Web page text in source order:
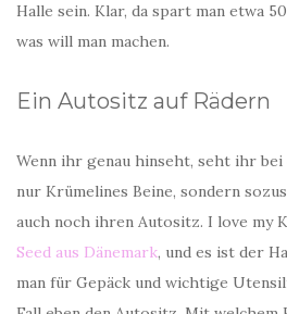
Halle sein. Klar, da spart man etwa
was will man machen.
Ein Autositz auf Rädern
Wenn ihr genau hinseht, seht ihr
nur Krümelines Beine, sondern
auch noch ihren Autositz. I love my
Seed aus Dänemark, und es ist der
man für Gepäck und wichtige